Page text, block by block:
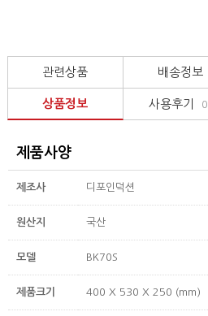
관련상품 배송정보
상품정보 사용후기 0
제품사양
제조사 디포인덕션
원산지 국산
모델 BK70S
제품크기 400 X 530 X 250 (mm)